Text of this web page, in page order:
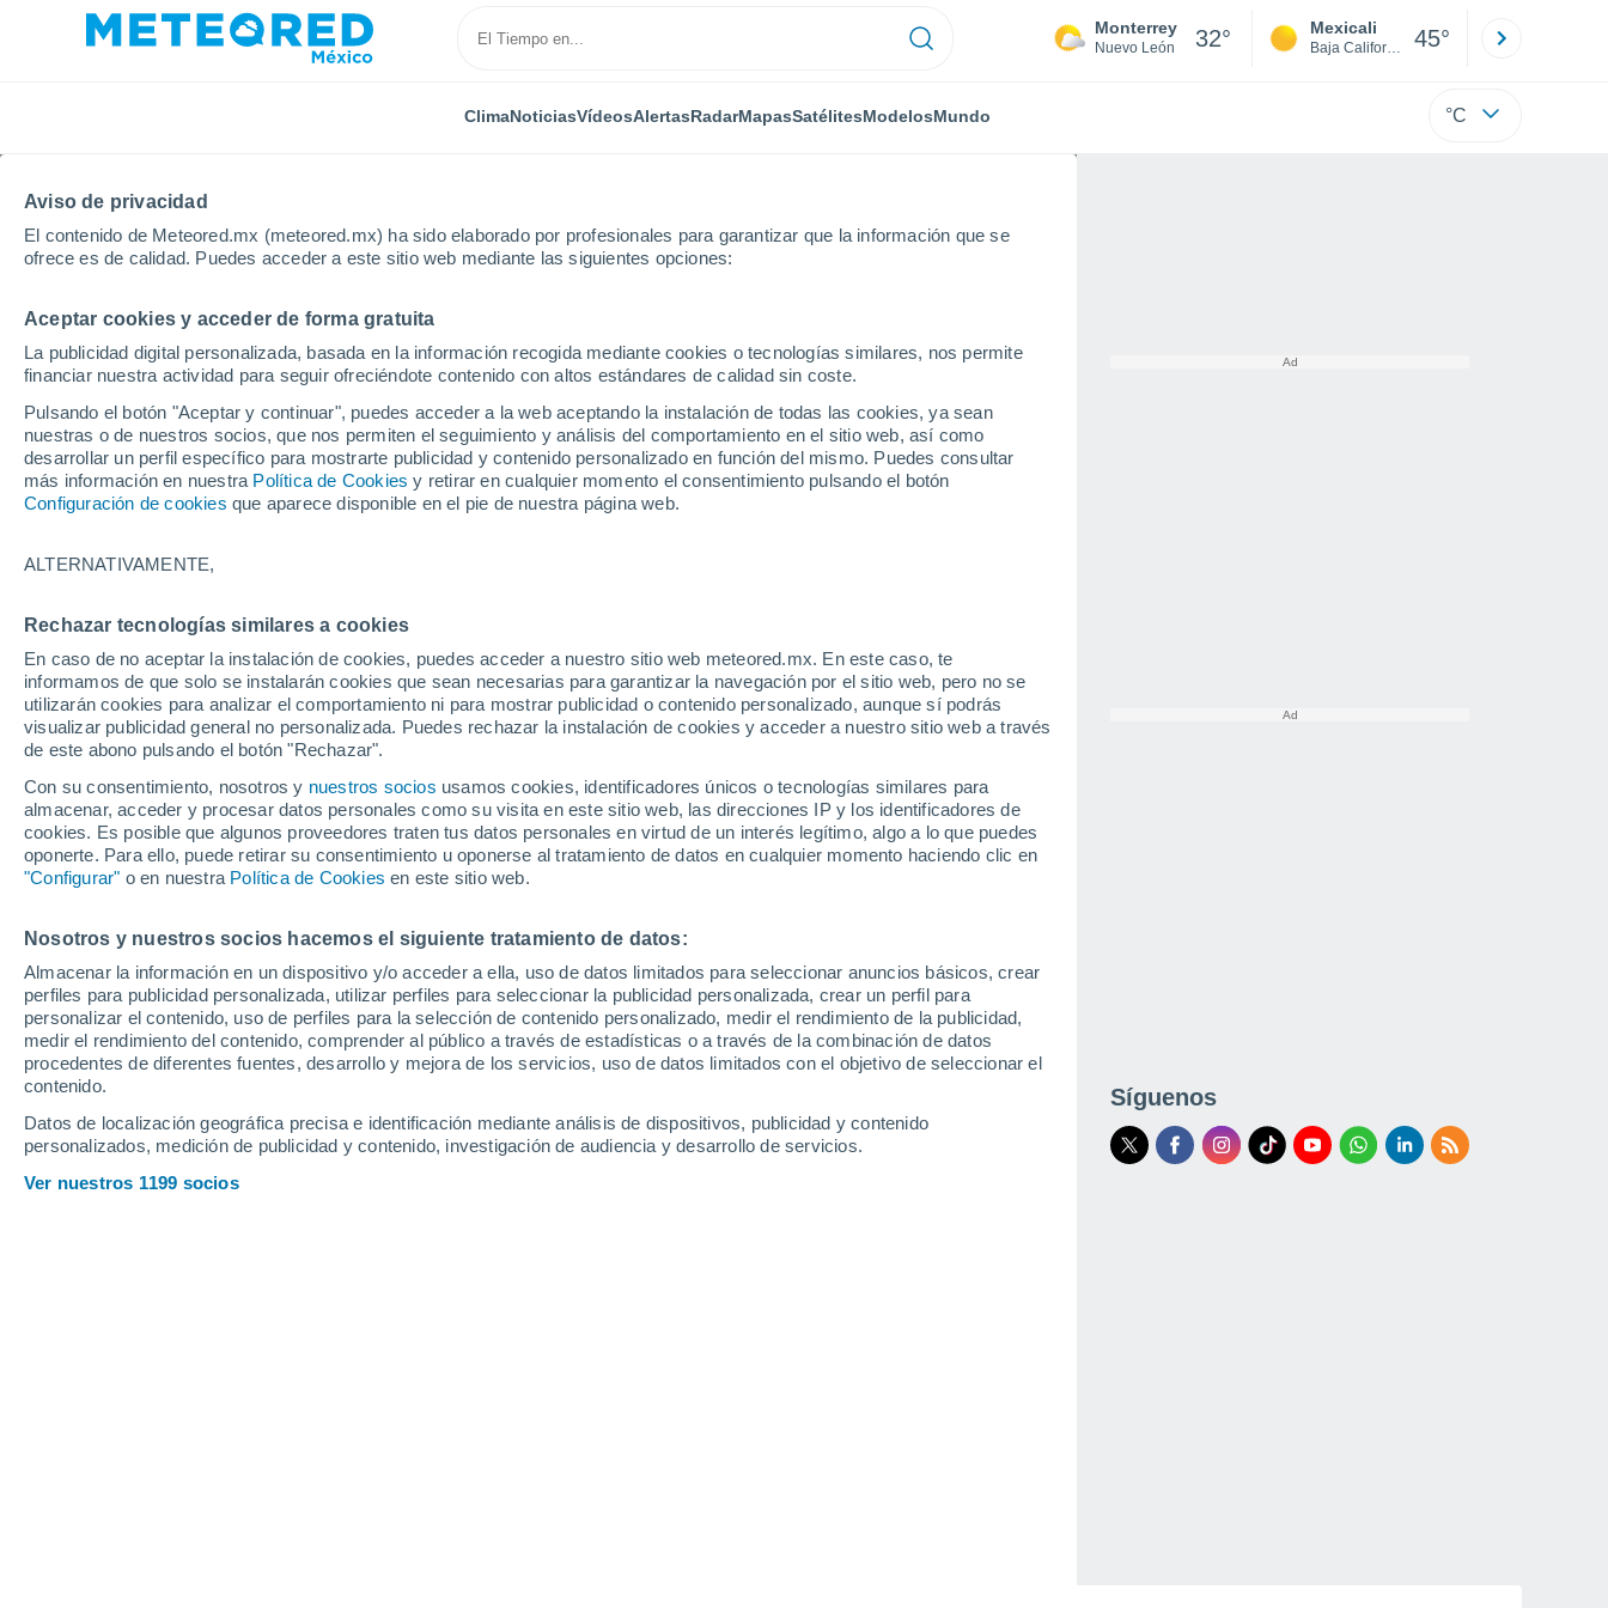
Aviso de privacidad
El contenido de Meteored.mx (meteored.mx) ha sido elaborado por profesionales para garantizar que la información que se
ofrece es de calidad. Puedes acceder a este sitio web mediante las siguientes opciones:
Aceptar cookies y acceder de forma gratuita
La publicidad digital personalizada, basada en la información recogida mediante cookies o tecnologías similares, nos permite
financiar nuestra actividad para seguir ofreciéndote contenido con altos estándares de calidad sin coste.
Pulsando el botón "Aceptar y continuar", puedes acceder a la web aceptando la instalación de todas las cookies, ya sean
nuestras o de nuestros socios, que nos permiten el seguimiento y análisis del comportamiento en el sitio web, así como
desarrollar un perfil específico para mostrarte publicidad y contenido personalizado en función del mismo. Puedes consultar
más información en nuestra Política de Cookies y retirar en cualquier momento el consentimiento pulsando el botón
Configuración de cookies que aparece disponible en el pie de nuestra página web.
ALTERNATIVAMENTE,
Rechazar tecnologías similares a cookies
En caso de no aceptar la instalación de cookies, puedes acceder a nuestro sitio web meteored.mx. En este caso, te
informamos de que solo se instalarán cookies que sean necesarias para garantizar la navegación por el sitio web, pero no se
utilizarán cookies para analizar el comportamiento ni para mostrar publicidad o contenido personalizado, aunque sí podrás
visualizar publicidad general no personalizada. Puedes rechazar la instalación de cookies y acceder a nuestro sitio web a través
de este abono pulsando el botón "Rechazar".
Con su consentimiento, nosotros y nuestros socios usamos cookies, identificadores únicos o tecnologías similares para
almacenar, acceder y procesar datos personales como su visita en este sitio web, las direcciones IP y los identificadores de
cookies. Es posible que algunos proveedores traten tus datos personales en virtud de un interés legítimo, algo a lo que puedes
oponerte. Para ello, puede retirar su consentimiento u oponerse al tratamiento de datos en cualquier momento haciendo clic en
"Configurar" o en nuestra Política de Cookies en este sitio web.
Nosotros y nuestros socios hacemos el siguiente tratamiento de datos:
Almacenar la información en un dispositivo y/o acceder a ella, uso de datos limitados para seleccionar anuncios básicos, crear
perfiles para publicidad personalizada, utilizar perfiles para seleccionar la publicidad personalizada, crear un perfil para
personalizar el contenido, uso de perfiles para la selección de contenido personalizado, medir el rendimiento de la publicidad,
medir el rendimiento del contenido, comprender al público a través de estadísticas o a través de la combinación de datos
procedentes de diferentes fuentes, desarrollo y mejora de los servicios, uso de datos limitados con el objetivo de seleccionar el
contenido.
Datos de localización geográfica precisa e identificación mediante análisis de dispositivos, publicidad y contenido
personalizados, medición de publicidad y contenido, investigación de audiencia y desarrollo de servicios.
Ver nuestros 1199 socios
Monterrey
Nuevo León 32° Mexicali
Baja California 45°
ClimaNoticiasVídeosAlertasRadarMapasSatélitesModelosMundo °C
Inicio Alemania Hesse
Clima en Hesse
Hoy, 8 agosto Todo el día Símbolo
31°
13°
Frankenberg
(Eder)
14°
Meno
29°
Friedberg
25°
11°
Gersfeld
13°
Gießen
32°
14°
11°
Homberg
(Efze)
28°
12°
Wetter
(Hessen)
14°
Wiesbaden
Síguenos